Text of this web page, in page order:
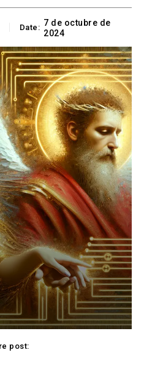
Date: 7 de octubre de
2024
post: